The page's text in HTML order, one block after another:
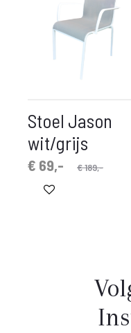
Stoel Jason
wit/grijs
€189,-
prijs
€ 69,-